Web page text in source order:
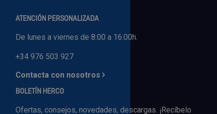
ATENCIÓN PERSONALIZADA
De lunes a viernes de 8:00 a 16:00h.
+34 976 503 927
Contacta con nosotros
BOLETÍN HERCO
Ofertas, consejos, novedades, descargas. ¡Recíbelo